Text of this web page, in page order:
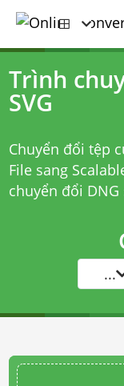
Trình
SVG
Chuyển đổi tệp
File sang
chuyển đổi DNG
...